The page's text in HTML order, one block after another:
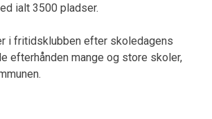
ialt 3500 pladser.
i fritidsklubben efter skoledagens
efterhånden mange og store skoler,